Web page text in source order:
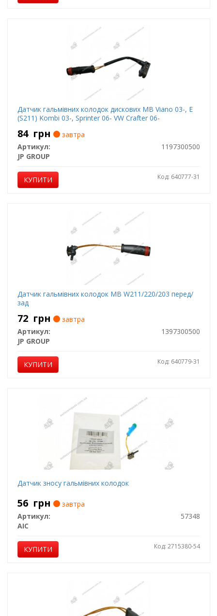
Датчик гальмівних колодок дискових MB Viano 03-, E
(S211) Kombi 03-, Sprinter 06- VW Crafter 06-
84 грн
завтра
Артикул:
1197300500
JP GROUP
КУПИТИ Код: 640777-31
Датчик гальмівних колодок MB W211/220/203 перед/
зад
72 грн
завтра
Артикул:
1397300500
JP GROUP
КУПИТИ Код: 640779-31
Датчик зносу гальмівних колодок
56 грн
завтра
Артикул:
57348
AIC
КУПИТИ Код: 2715380-54